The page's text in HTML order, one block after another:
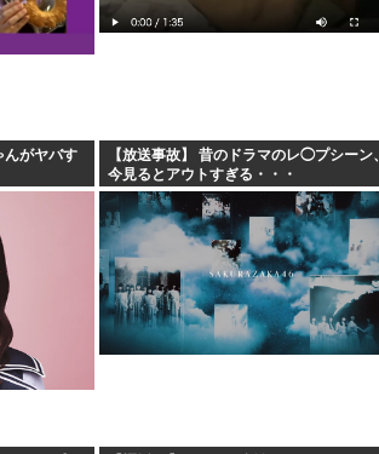
...
【
安倍昭恵「なん
中国が対米ド
海外「日本なん
クルド人問題を
んがヤバす
【放送事故】 昔のドラマのレ◯プシーン、
今見るとアウトすぎる・・・